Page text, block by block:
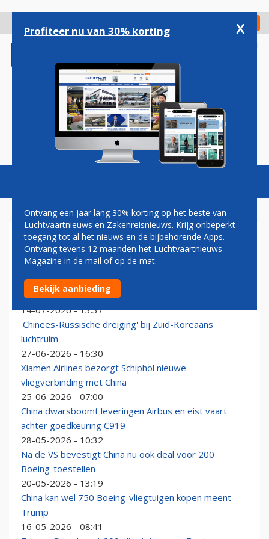
gaan
Check in
Magazine Podcasts Vacatures
CHINA
Netwerk Riyadh Air in stroomversnelling: maatschappij
mag na VS ook naar China
14-07-2026 - 13:37
'Chinees-Russische dreiging' bij Zuid-Koreaans
luchtruim
27-06-2026 - 16:30
Xiamen Airlines bezorgt Schiphol nieuwe
vliegverbinding met China
25-06-2026 - 07:00
China dwarsboomt leveringen Airbus en eist vaart
achter goedkeuring C919
28-05-2026 - 10:32
Na de VS bevestigt China nu ook deal voor 200
Boeing-toestellen
20-05-2026 - 13:19
China kan wel 750 Boeing-vliegtuigen kopen meent
Trump
16-05-2026 - 08:41
Profiteer nu van 30% korting x
Ontvang een jaar lang 30% korting op het beste van
Luchtvaartnieuws en Zakenreisnieuws. Krijg onbeperkt
toegang tot al het nieuws en de bijbehorende Apps.
Ontvang tevens 12 maanden het Luchtvaartnieuws
Magazine in de mail of op de mat.
Bekijk aanbieding